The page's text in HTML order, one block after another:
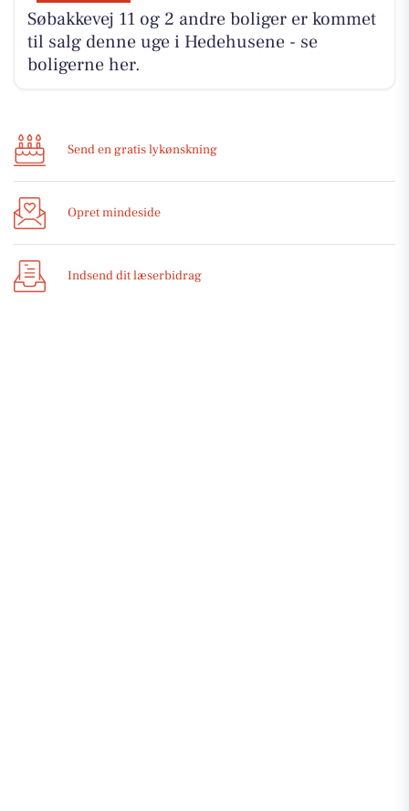
Søbakkevej 11 og 2 andre boliger er kommet
til salg denne uge i Hedehusene - se
boligerne her.
Send en gratis lykønskning
Opret mindeside
Indsend dit læserbidrag